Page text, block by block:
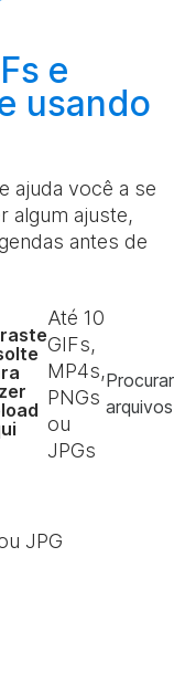
e
usando
ajuda você a se
algum ajuste,
antes de
Até 10
GIFs,
MP4s,
PNGs
ou
JPGs
Procurar
arquivos
JPG